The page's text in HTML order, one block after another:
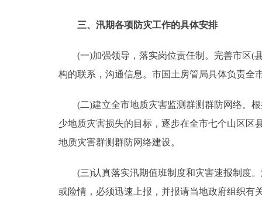
三、汛期各项防灾工作的具体安排
(一)加强领导，落实岗位责任制。完善市区(县
构的联系，沟通信息。市国土房管局具体负责全
(二)建立全市地质灾害监测群测群防网络。根
少地质灾害损失的目标，逐步在全市七个山区区
地质灾害群测群防网络建设。
(三)认真落实汛期值班制度和灾害速报制度。
或险情，必须迅速上报，并报请当地政府组织有